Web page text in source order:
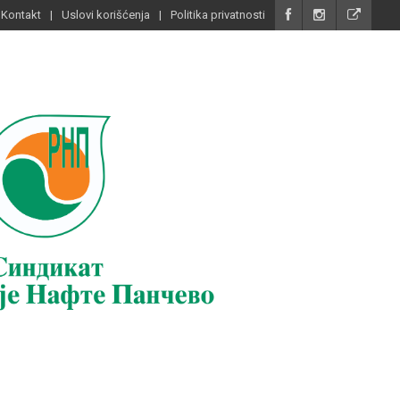
Kontakt Uslovi korišćenja Politika privatnosti